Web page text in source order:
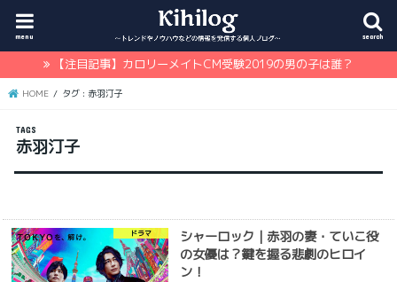
search
menu
【注目記事】カロリーメイトCM受験2019の男の子は誰？
HOME タグ : 赤羽汀子
赤羽汀子
ドラマ
シャーロック｜赤羽の妻・ていこ役
の女優は？鍵を握る悲劇のヒロイ
ン！